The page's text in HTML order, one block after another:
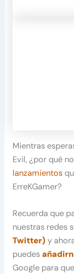
Mientras
Evil, ¿por qué
lanzamientos
ErreKGamer?
Recuerda que
nuestras redes
Twitter) y
puedes
Google para